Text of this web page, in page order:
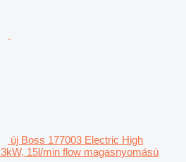
új Boss 177003 Electric High
15l/min flow magasnyomású